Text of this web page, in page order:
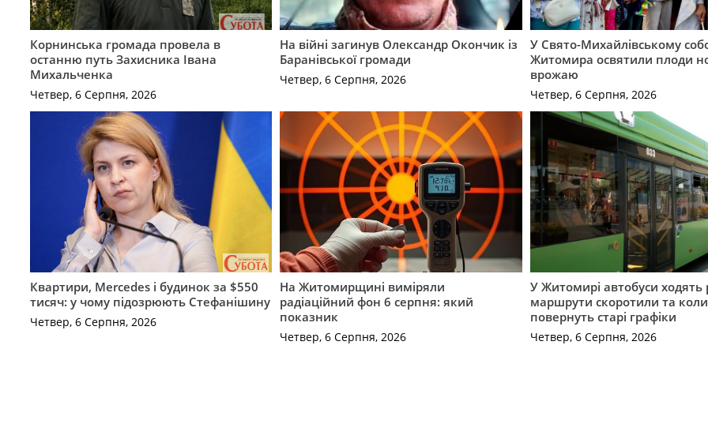
Корнинська громада провела в
останню путь Захисника Івана
Михальченка
Четвер, 6 Серпня, 2026
На війні загинув Олександр Окончик із
Баранівської громади
Четвер, 6 Серпня, 2026
У Свято-Михайлівському
Житомира освятили плоди
врожаю
Четвер, 6 Серпня, 2026
Квартири, Mercedes і будинок за $550
тисяч: у чому підозрюють Стефанішину
Четвер, 6 Серпня, 2026
На Житомирщині виміряли
радіаційний фон 6 серпня: який
показник
Четвер, 6 Серпня, 2026
У Житомирі автобуси ходять
маршрути скоротили та коли
повернуть старі графіки
Четвер, 6 Серпня, 2026